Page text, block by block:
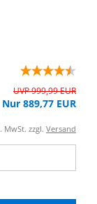
UVP 999,99 EUR
Nur 889,77 EUR
MwSt. zzgl. Versand